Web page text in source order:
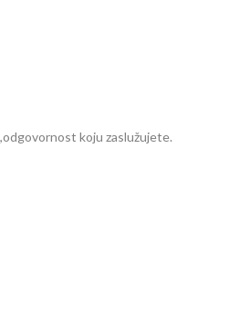
odgovornost koju zaslužujete.